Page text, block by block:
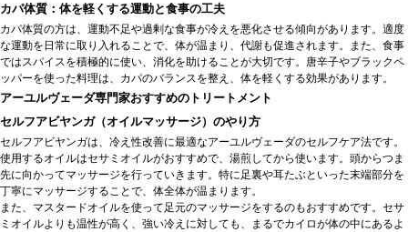
カパ体質：体を軽くする運動と食事の工夫
カパ体質の方は、運動不足や過剰な食事が冷えを悪化させる傾向があります。適度
な運動を日常に取り入れることで、体が温まり、代謝も促進されます。また、食事
ではスパイスを積極的に使い、消化を助けることが大切です。唐辛子やブラックペ
ッパーを使った料理は、カパのバランスを整え、体を軽くする効果があります。
アーユルヴェーダ専門家おすすめのトリートメント
セルフアビヤンガ（オイルマッサージ）のやり方
セルフアビヤンガは、冷え性改善に最適なアーユルヴェーダのセルフケア法です。
使用するオイルはセサミオイルがおすすめで、湯煎してから使います。頭からつま
先に向かってマッサージを行っていきます。特に足裏や耳たぶといった末端部分を
丁寧にマッサージすることで、体全体が温まります。
また、マスタードオイルを使って足元のマッサージをするのもおすすめです。セサ
ミオイルよりも温性が高く、強い冷えに対しても、まるでカイロが体の中にあるよ